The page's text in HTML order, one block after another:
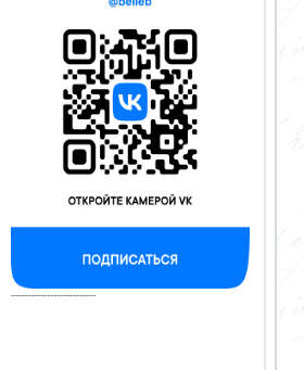
--------------------------